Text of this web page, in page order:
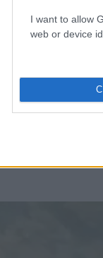
I want to allow
web or device